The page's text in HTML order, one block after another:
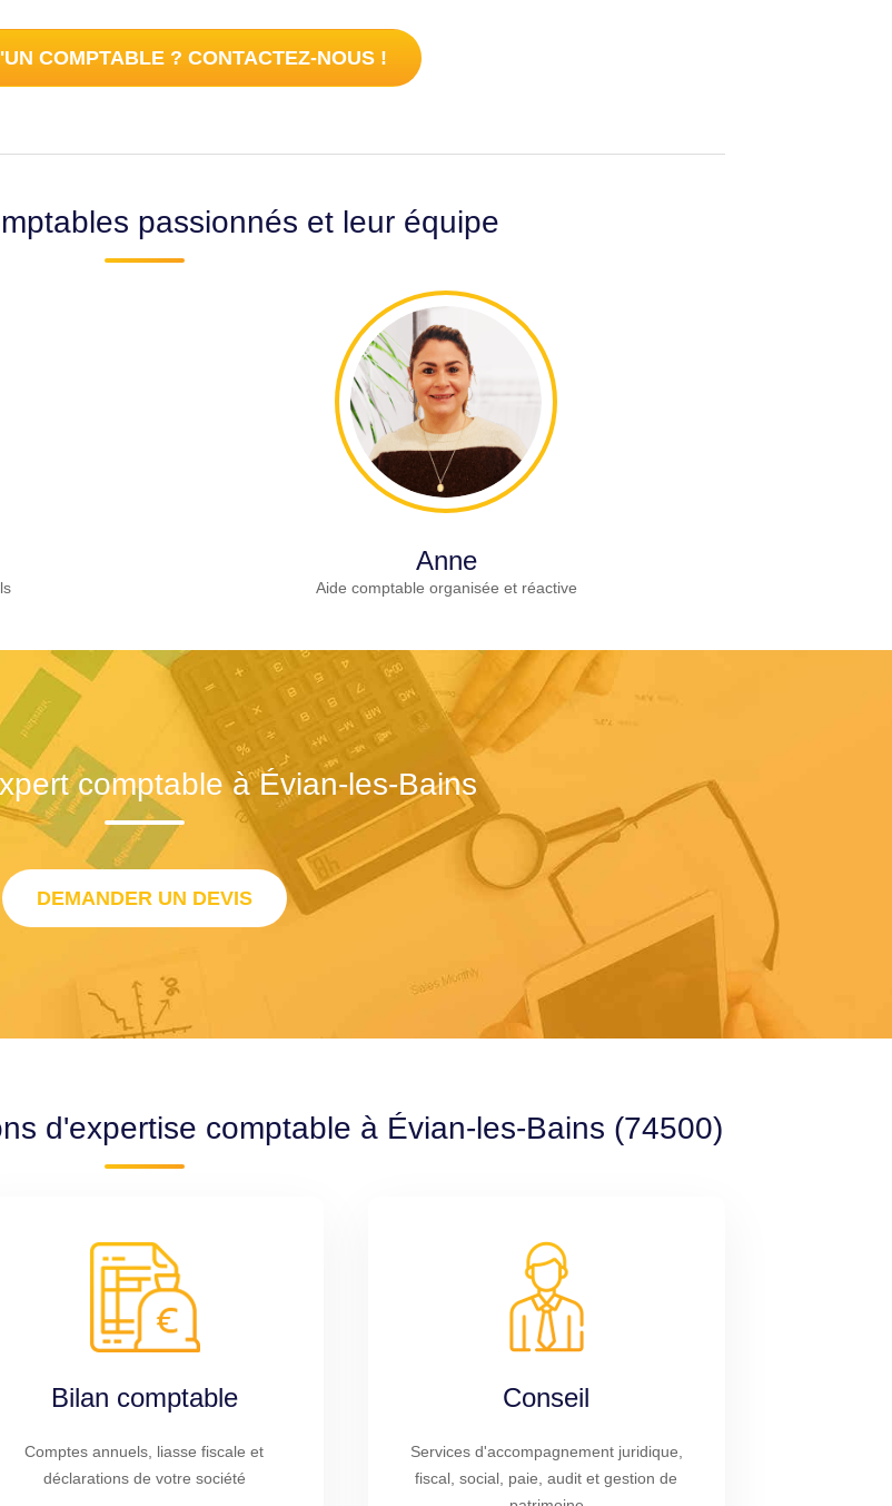
COMPTABLE ? CONTACTEZ-NOUS !
passionnés et leur équipe
Anne
Aide comptable organisée et réactive
comptable à Évian-les-Bains
DEMANDER UN DEVIS
d'expertise comptable à Évian-les-Bains (74500)
Bilan comptable
Comptes annuels, liasse fiscale et
déclarations de votre société
Conseil
Services d'accompagnement juridique,
fiscal, social, paie, audit et gestion de